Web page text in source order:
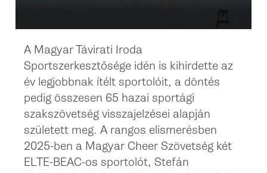
A Magyar Távirati Iroda
Sportszerkesztősége idén is kihirdette az
év legjobbnak ítélt sportolóit, a döntés
pedig összesen 65 hazai sportági
szakszövetség visszajelzései alapján
született meg. A rangos elismerésben
2025-ben a Magyar Cheer Szövetség két
ELTE-BEAC-os sportolót, Stefán